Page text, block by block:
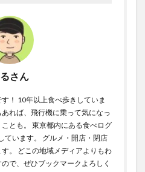
さん
！ 10年以上食べ歩きしていま
れば、飛行機に乗って気になっ
とも。 東京都内にある食べログ
ています。 グルメ・開店・閉店
。 どこの地域メディアよりもわ
で、ぜひブックマークよろしく